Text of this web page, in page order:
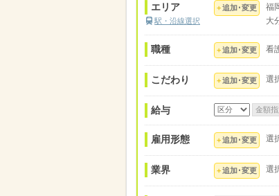
エリア
駅・沿線選択
追加･変更 福
大
職種 追加･変更 看
こだわり 追加･変更 選
給与
雇用形態 追加･変更 選
業界 追加･変更 選